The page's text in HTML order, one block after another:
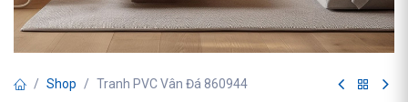
Shop Tranh PVC Vân Đá 860944